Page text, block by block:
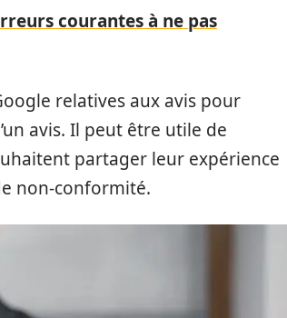
courantes à ne pas
relatives aux avis pour
avis. Il peut être utile de
partager leur expérience
non-conformité.